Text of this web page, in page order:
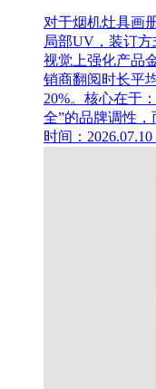
对于烟机灶具画
局部UV，装订
视觉上强化产品
销商翻阅时长平
20%。核心在于
全”的品牌调性，
时间：2026.07.10